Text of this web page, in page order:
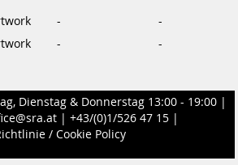
-
-
- -
Dienstag & Donnerstag 13:00 - 19:00 |
| +43/(0)1/526 47 15 |
/ Cookie Policy